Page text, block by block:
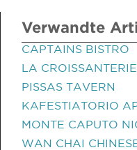
Verwandte
CAPTAINS BISTRO
LA
PISSAS TAVERN
KAFESTIATORIO
MONTE CAPUTO
WAN CHAI